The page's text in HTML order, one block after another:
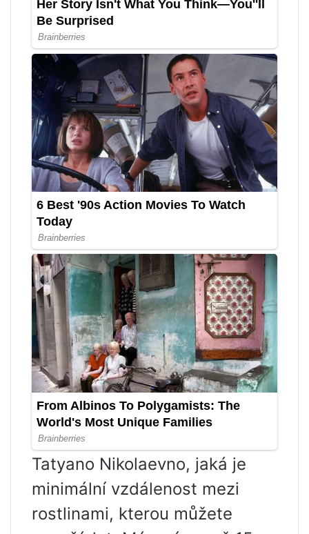
Tatyano Nikolaevno, jaká je
minimální vzdálenost mezi
rostlinami, kterou můžete